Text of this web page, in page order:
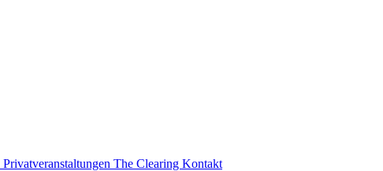
Privatveranstaltungen The Clearing Kontakt